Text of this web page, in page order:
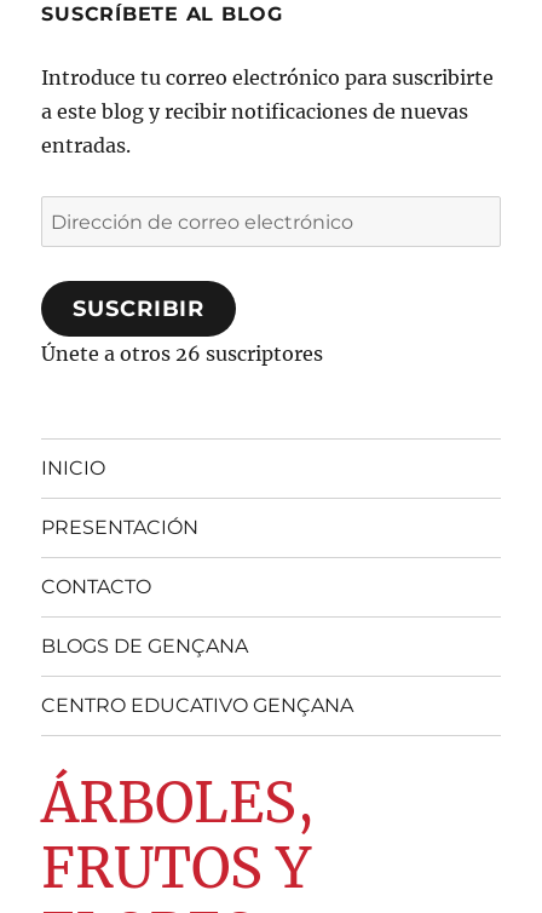
SUSCRÍBETE AL BLOG
Introduce tu correo electrónico para suscribirte
a este blog y recibir notificaciones de nuevas
entradas.
Dirección
de
correo
electrónico
SUSCRIBIR
Únete a otros 26 suscriptores
INICIO
PRESENTACIÓN
CONTACTO
BLOGS DE GENÇANA
CENTRO EDUCATIVO GENÇANA
ÁRBOLES,
FRUTOS Y